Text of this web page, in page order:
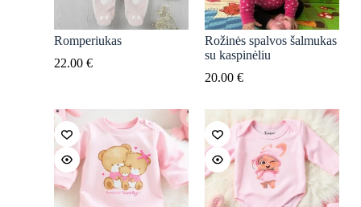
Romperiukas
22.00 €
Rožinės spalvos šalmukas
su kaspinėliu
20.00 €